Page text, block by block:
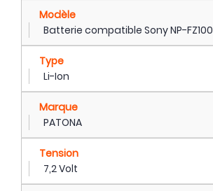
Modèle
Batterie compatible Sony NP-FZ100
Type
Li-Ion
Marque
PATONA
Tension
7,2 Volt